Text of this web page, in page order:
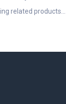
related products...